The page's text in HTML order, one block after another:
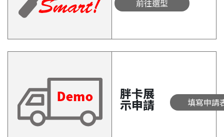
前往選型
胖卡展
示申請 填寫申請